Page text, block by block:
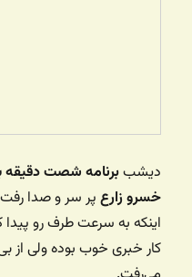
دیشببرنامه شصت
خسرو زارع پر سر و صدا
اینکه به سرعت طرف رو پیدا
کار خبری خوب بوده ولی از